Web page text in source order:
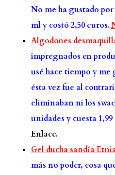
No me ha gustado
ml y costó 2,50 euros.
Algodones
impregnados en
usé hace tiempo y
ésta vez fue al
eliminaban ni los
unidades y cuesta 1,99
Enlace.
Gel ducha sandía
más no poder, cosa